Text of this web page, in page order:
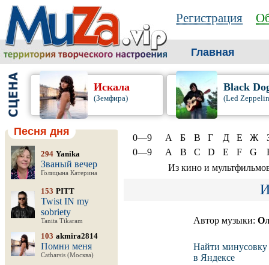
Регистрация
Главная
Искала
(Земфира)
Black
(Led
Песня дня
294 Yanika
Званый вечер
Голицына Катерина
153 PITT
Twist IN my
sobriety
Tanita Tikaram
103 akmira2814
Помни меня
Catharsis (Москва)
0—9 А Б В Г Д Е Ж
0—9
A B C D E F G
Из кино и
Автор музыки:
Найти минусовку
в Яндексе